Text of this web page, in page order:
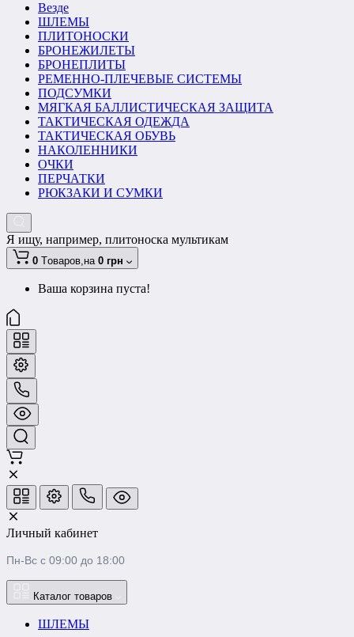
Везде
ШЛЕМЫ
ПЛИТОНОСКИ
БРОНЕЖИЛЕТЫ
БРОНЕПЛИТЫ
РЕМЕННО-ПЛЕЧЕВЫЕ СИСТЕМЫ
ПОДСУМКИ
МЯГКАЯ БАЛЛИСТИЧЕСКАЯ ЗАЩИТА
ТАКТИЧЕСКАЯ ОДЕЖДА
ТАКТИЧЕСКАЯ ОБУВЬ
НАКОЛЕННИКИ
ОЧКИ
ПЕРЧАТКИ
РЮКЗАКИ И СУМКИ
Я ищу, например, плитоноска мультикам
0 Tоваров,на 0 грн
Ваша корзина пуста!
Личный кабинет
Пн-Вс с 09:00 до 18:00
Каталог товаров
ШЛЕМЫ